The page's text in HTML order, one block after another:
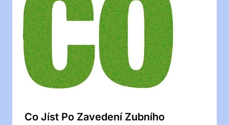
Co Jíst Po Zavedení Zubního